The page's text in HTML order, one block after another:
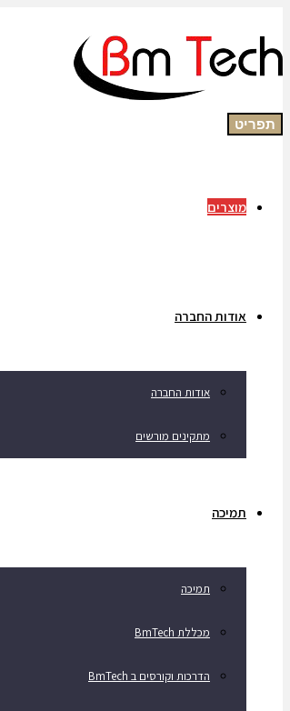
תפריט
מוצרים
אודות החברה
אודות החברה
מתקינים מורשים
תמיכה
תמיכה
מכללת BmTech
הדרכות וקורסים ב BmTech